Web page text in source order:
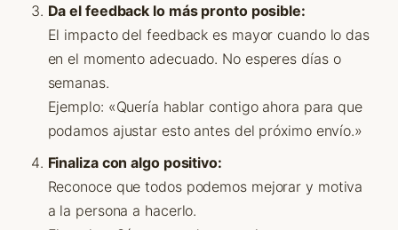
Da el feedback lo más pronto posible:
El impacto del feedback es mayor cuando lo das
en el momento adecuado. No esperes días o
semanas.
Ejemplo: «Quería hablar contigo ahora para que
podamos ajustar esto antes del próximo envío.»
Finaliza con algo positivo:
Reconoce que todos podemos mejorar y motiva
a la persona a hacerlo.